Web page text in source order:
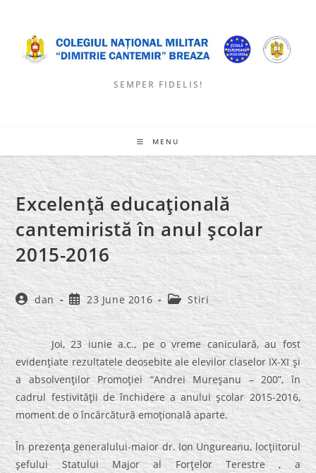
content
SEMPER FIDELIS!
MENU
Excelenţă educaţională
cantemiristă în anul şcolar
2015-2016
Post
author:
dan
Post
published:
23 June 2016
Post
category:
Stiri
Joi, 23 iunie a.c., pe o vreme caniculară, au fost
evidenţiate rezultatele deosebite ale elevilor claselor IX-XI şi
a absolvenţilor Promoţiei “Andrei Mureşanu – 200”, în
cadrul festivităţii de închidere a anului şcolar 2015-2016,
moment de o încărcătură emoţională aparte.
În prezenţa generalului-maior dr. Ion Ungureanu, locţiitorul
şefului Statului Major al Forţelor Terestre , a